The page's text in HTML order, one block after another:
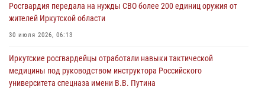
Дню Воздушно-десантных войск в Иркутской области
03 августа 2026, 03:32
сердца к сердцу» (видео)
31 июля 2026, 04:37 1
Росгвардия передала на нужды СВО более 200 единиц оружия от
жителей Иркутской области
30 июля 2026, 06:13
Иркутские росгвардейцы отработали навыки тактической
медицины под руководством инструктора Российского
университета спецназа имени В.В. Путина